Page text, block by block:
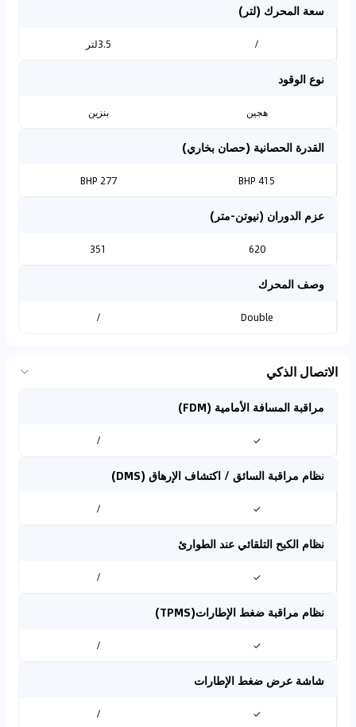
سعة المحرك (لتر)
/ 3.5لتر
نوع الوقود
هجين بنزين
القدرة الحصانية (حصان بخاري)
415 BHP
277 BHP
عزم الدوران (نيوتن-متر)
620
351
وصف المحرك
Double
/
الاتصال الذكي
مراقبة المسافة الأمامية (FDM)
✓
/
نظام مراقبة السائق / اكتشاف الإرهاق (DMS)
✓
/
نظام الكبح التلقائي عند الطوارئ
✓
/
نظام مراقبة ضغط الإطارات(TPMS)
✓
/
شاشة عرض ضغط الإطارات
✓
/